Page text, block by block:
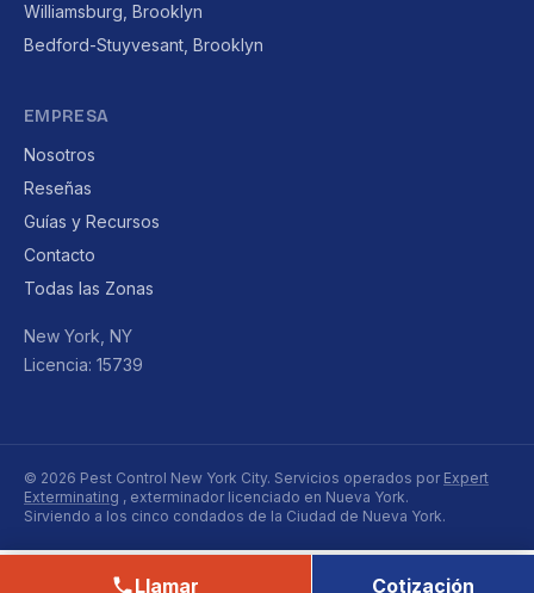
Williamsburg, Brooklyn
Bedford-Stuyvesant, Brooklyn
EMPRESA
Nosotros
Reseñas
Guías y Recursos
Contacto
Todas las Zonas
New York, NY
Licencia: 15739
© 2026 Pest Control New York City. Servicios operados por Expert
Exterminating , exterminador licenciado en Nueva York.
Sirviendo a los cinco condados de la Ciudad de Nueva York.
Llamar Cotización